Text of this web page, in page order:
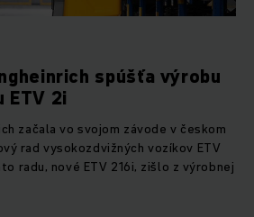
spúšťa výrobu
ETV 2i
začala vo svojom závode v českom
rad vysokozdvižných vozíkov ETV
radu, nové ETV 216i, zišlo z výrobnej